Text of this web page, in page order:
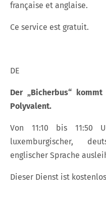
française et anglaise.
Ce service est gratuit.
DE
Der „Bicherbus“
Polyvalent.
Von 11:10 bis 11:50
luxemburgischer,
englischer Sprache
Dieser Dienst ist